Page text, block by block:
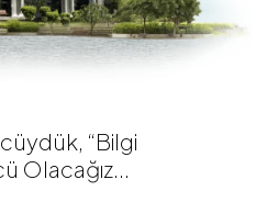
“Bilgi
Olacağız...